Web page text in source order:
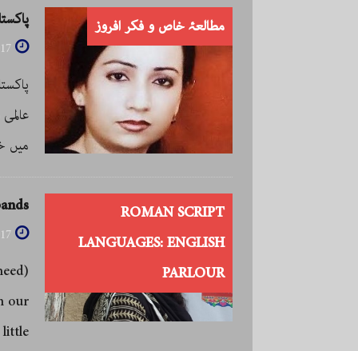
مطالعۂ خاص و فکر افروز
میں
ROMAN SCRIPT
LANGUAGES: ENGLISH
PARLOUR
our
little